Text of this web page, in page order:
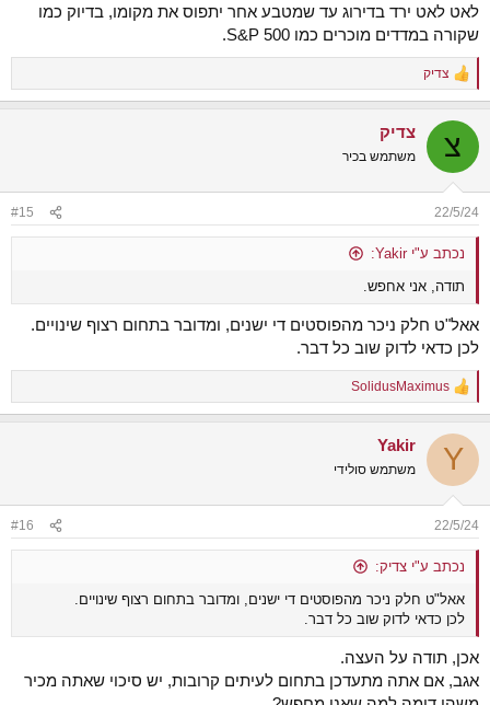
לאט לאט ירד בדירוג עד שמטבע אחר יתפוס את מקומו, בדיוק כמו
שקורה במדדים מוכרים כמו S&P 500.
R
e
c
i
s
:
צדיק
צ צדיק
משתמש בכיר
22/5/24
#15
נכתב ע"י Yakir:
תודה, אני אחפש.
אאל"ט חלק ניכר מהפוסטים די ישנים, ומדובר בתחום רצוף שינויים.
לכן כדאי לדוק שוב כל דבר.
R
e
c
i
s
:
SolidusMaximus
Y
Yakir
משתמש סולידי
22/5/24
#16
נכתב ע"י צדיק:
אאל"ט חלק ניכר מהפוסטים די ישנים, ומדובר בתחום רצוף שינויים.
לכן כדאי לדוק שוב כל דבר.
אכן, תודה על העצה.
אגב, אם אתה מתעדכן בתחום לעיתים קרובות, יש סיכוי שאתה מכיר